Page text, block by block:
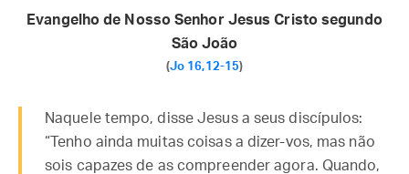
Evangelho de Nosso Senhor Jesus Cristo segundo
São João
(Jo 16,12-15)
Naquele tempo, disse Jesus a seus discípulos:
“Tenho ainda muitas coisas a dizer-vos, mas não
sois capazes de as compreender agora. Quando,